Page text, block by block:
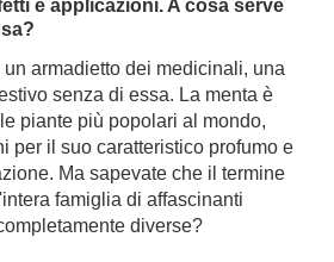
famiglia di affascinanti
diverse?